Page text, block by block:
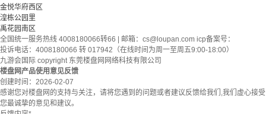
金悦华府西区
湟栋公园里
禹花园南区
全国统一服务热线 4008180066转66 | 邮箱： cs@loupan.com icp备案号：
投诉电话：4008180066 转 017942（在线时间为周一至周五9:00-18:00）
九游会国际 copyright 东莞楼盘网网络科技有限公司
楼盘网产品使用意见反馈
创建时间： 2026-02-07
感谢您对楼盘网的支持与关注，请将您遇到的问题或者建议反馈给我们,我们虚心接受
您最诚挚的意见和建议。